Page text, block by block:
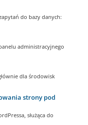
do bazy danych:
administracyjnego
dla środowisk
strony pod
służąca do